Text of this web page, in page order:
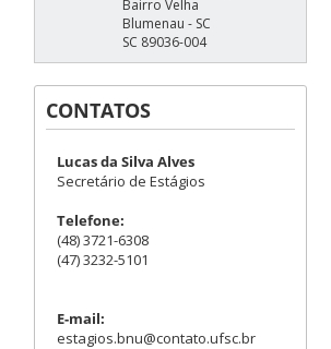
Bairro Velha
Blumenau - SC
SC 89036-004
CONTATOS
Lucas da Silva Alves
Secretário de Estágios
Telefone:
(48) 3721-6308
(47) 3232-5101
E-mail:
estagios.bnu@contato.ufsc.br